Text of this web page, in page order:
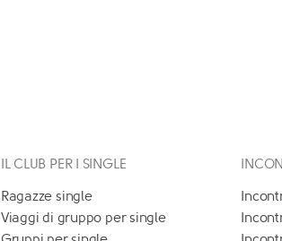
IL CLUB PER I SINGLE
Ragazze single
Viaggi di gruppo per single